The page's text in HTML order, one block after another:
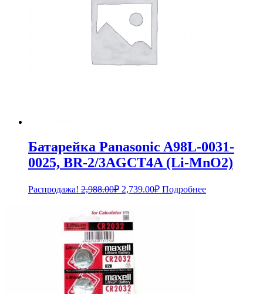
Батарейка Panasonic A98L-0031-
0025, BR-2/3AGCT4A (Li-MnO2)
Распродажа! 2,988.00₽ Первоначальная
2,988.00₽.
2,739.00₽Текущая
цена:
Подробнее